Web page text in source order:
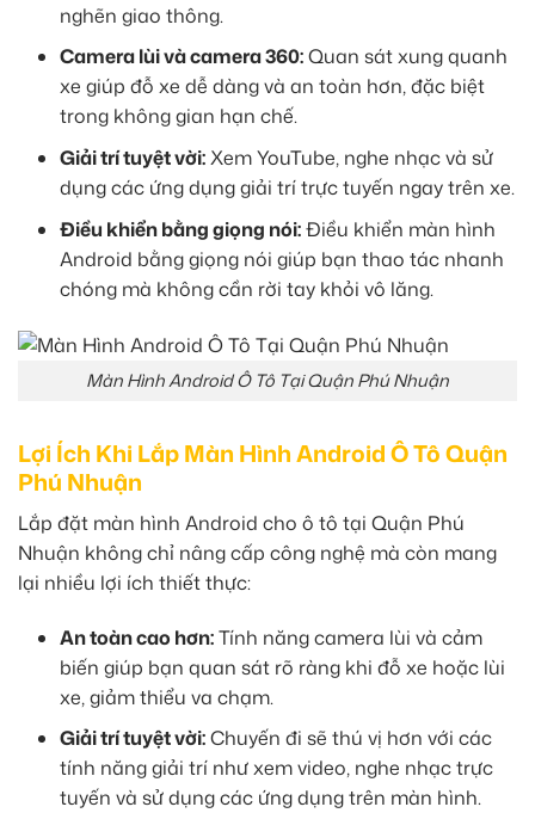
nghẽn giao thông.
Camera lùi và camera 360:Quan sát xung quanh
xe giúp đỗ xe dễ dàng và an toàn hơn, đặc biệt
trong không gian hạn chế.
Giải trí tuyệt vời:Xem YouTube, nghe nhạc và sử
dụng các ứng dụng giải trí trực tuyến ngay trên xe.
Điều khiển bằng giọng nói:Điều khiển màn hình
Android bằng giọng nói giúp bạn thao tác nhanh
chóng mà không cần rời tay khỏi vô lăng.
Màn Hình Android Ô Tô Tại Quận Phú Nhuận
Lợi Ích Khi Lắp Màn Hình Android Ô Tô Quận
Phú Nhuận
Lắp đặt màn hình Android cho ô tô tại Quận Phú
Nhuận không chỉ nâng cấp công nghệ mà còn mang
lại nhiều lợi ích thiết thực:
An toàn cao hơn:Tính năng camera lùi và cảm
biến giúp bạn quan sát rõ ràng khi đỗ xe hoặc lùi
xe, giảm thiểu va chạm.
Giải trí tuyệt vời:Chuyến đi sẽ thú vị hơn với các
tính năng giải trí như xem video, nghe nhạc trực
tuyến và sử dụng các ứng dụng trên màn hình.